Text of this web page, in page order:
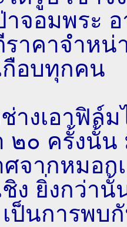
าจอมพระ
าคาจำหน่
กือบทุกคน
ช่างเอาฟิล์
๒๐ ครั้งนั้
ศจากหมอก
ชิง ยิ่งกว่า
ป็นการพบ